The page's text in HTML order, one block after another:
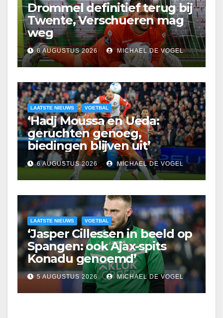
Drommel definitief terug bij
Twente, Verschueren mag
weg
6 AUGUSTUS 2026 MICHAEL DE VOGEL
LAATSTE NIEUWS VOETBAL
‘Hadj Moussa en Ueda:
geruchten genoeg,
biedingen blijven uit’
6 AUGUSTUS 2026 MICHAEL DE VOGEL
LAATSTE NIEUWS VOETBAL
‘Jasper Cillessen in beeld op
Spangen: ook Ajax-spits
Konadu genoemd’
5 AUGUSTUS 2026 MICHAEL DE VOGEL